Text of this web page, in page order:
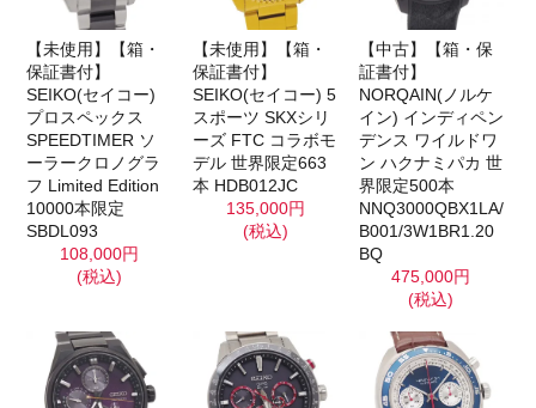
【未使用】【箱・
保証書付】
SEIKO(セイコー)
プロスペックス
SPEEDTIMER ソ
ーラークロノグラ
フ Limited Edition
10000本限定
SBDL093
108,000円
(税込)
【未使用】【箱・
保証書付】
SEIKO(セイコー) 5
スポーツ SKXシリ
ーズ FTC コラボモ
デル 世界限定663
本 HDB012JC
135,000円
(税込)
【中古】【箱・保
証書付】
NORQAIN(ノルケ
イン) インディペン
デンス ワイルドワ
ン ハクナミパカ 世
界限定500本
NNQ3000QBX1LA/
B001/3W1BR1.20
BQ
475,000円
(税込)